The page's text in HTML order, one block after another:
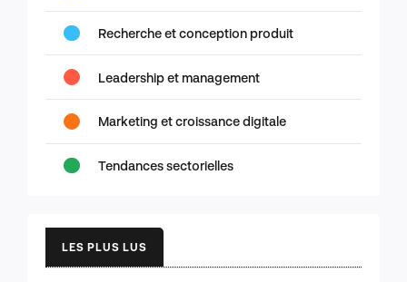
Recherche et conception produit
Leadership et management
Marketing et croissance digitale
Tendances sectorielles
LES PLUS LUS